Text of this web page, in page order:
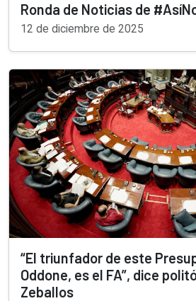
Ronda de Noticias de
12 de diciembre de 2025
“El triunfador de este
Oddone, es el FA”, dice
Zeballos